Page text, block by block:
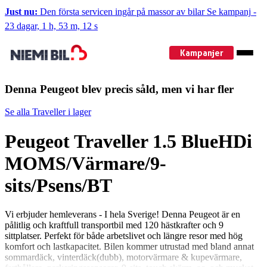
Just nu: Den första servicen ingår på massor av bilar Se kampanj -
23 dagar, 1 h, 53 m, 11 s
Kampanjer
Denna Peugeot blev precis såld, men vi har fler
Se alla Traveller i lager
Peugeot Traveller 1.5 BlueHDi
MOMS/Värmare/9-
sits/Psens/BT
Vi erbjuder hemleverans - I hela Sverige! Denna Peugeot är en
pålitlig och kraftfull transportbil med 120 hästkrafter och 9
sittplatser. Perfekt för både arbetslivet och längre resor med hög
komfort och lastkapacitet. Bilen kommer utrustad med bland annat
sommardäck, vinterdäck(dubb), motorvärmare & kupevärmare,